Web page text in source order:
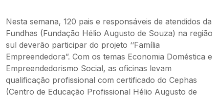
Nesta semana, 120 pais e responsáveis de atendidos da
Fundhas (Fundação Hélio Augusto de Souza) na região
sul deverão participar do projeto ‘‘Família
Empreendedora”. Com os temas Economia Doméstica e
Empreendedorismo Social, as oficinas levam
qualificação profissional com certificado do Cephas
(Centro de Educação Profissional Hélio Augusto de